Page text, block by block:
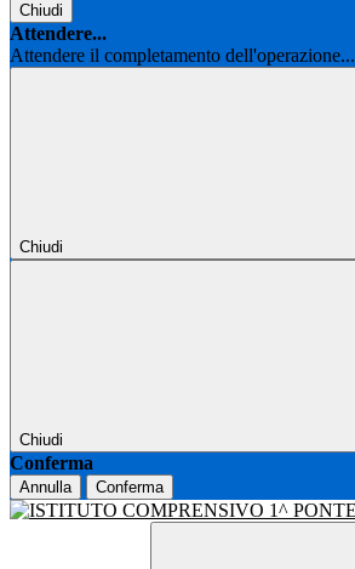
Chiudi
Attendere...
Attendere il completamento dell'operazione...
Chiudi
Chiudi
Conferma
Annulla Conferma